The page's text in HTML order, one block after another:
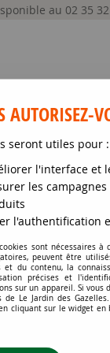
au 02 35
GRAINES ET
l'année
AUTORISEZ-
seront utiles pour :
l'interface et
les
l'authentification
sont nécessaires à
peuvent être
et du contenu, la
précises et
sur un appareil. Si vous
de Le Jardin des
cliquant sur le widget en